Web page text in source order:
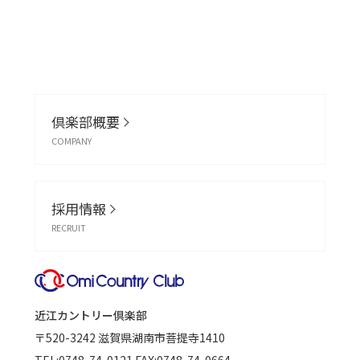
倶楽部概要
COMPANY
採用情報
RECRUIT
近江カントリー倶楽部
〒520-3242 滋賀県湖南市菩提寺1410